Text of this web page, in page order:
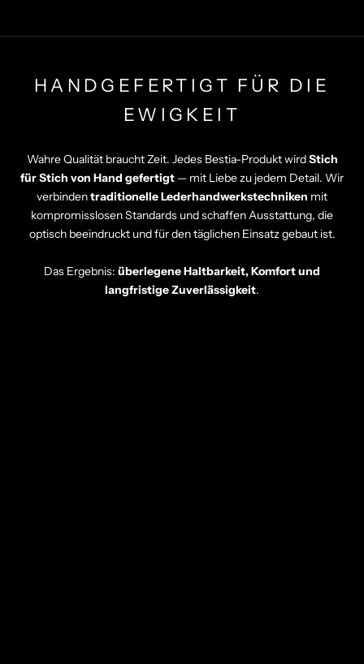
HANDGEFERTIGT FÜR DIE
EWIGKEIT
Wahre Qualität braucht Zeit. Jedes Bestia-Produkt wirdStich
für Stich von Hand gefertigt — mit Liebe zu jedem Detail. Wir
verbindentraditionelle Lederhandwerkstechniken mit
kompromisslosen Standards und schaffen Ausstattung, die
optisch beeindruckt und für den täglichen Einsatz gebaut ist.
Das Ergebnis: überlegene Haltbarkeit, Komfort und
langfristige Zuverlässigkeit.